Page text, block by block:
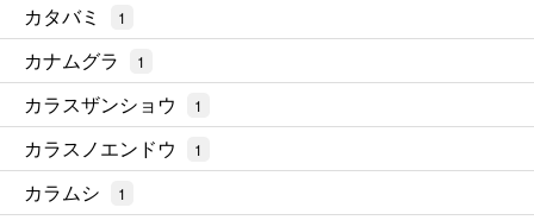
カタバミ 1
カナムグラ 1
カラスザンショウ 1
カラスノエンドウ 1
カラムシ 1